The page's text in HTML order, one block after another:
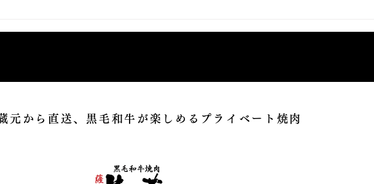
会 受賞牛 入荷決定！！
のお知らせ
元から直送、黒毛和牛が楽しめるプライベート焼肉